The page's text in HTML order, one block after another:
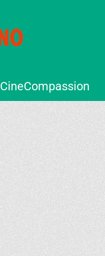
CineCompassion